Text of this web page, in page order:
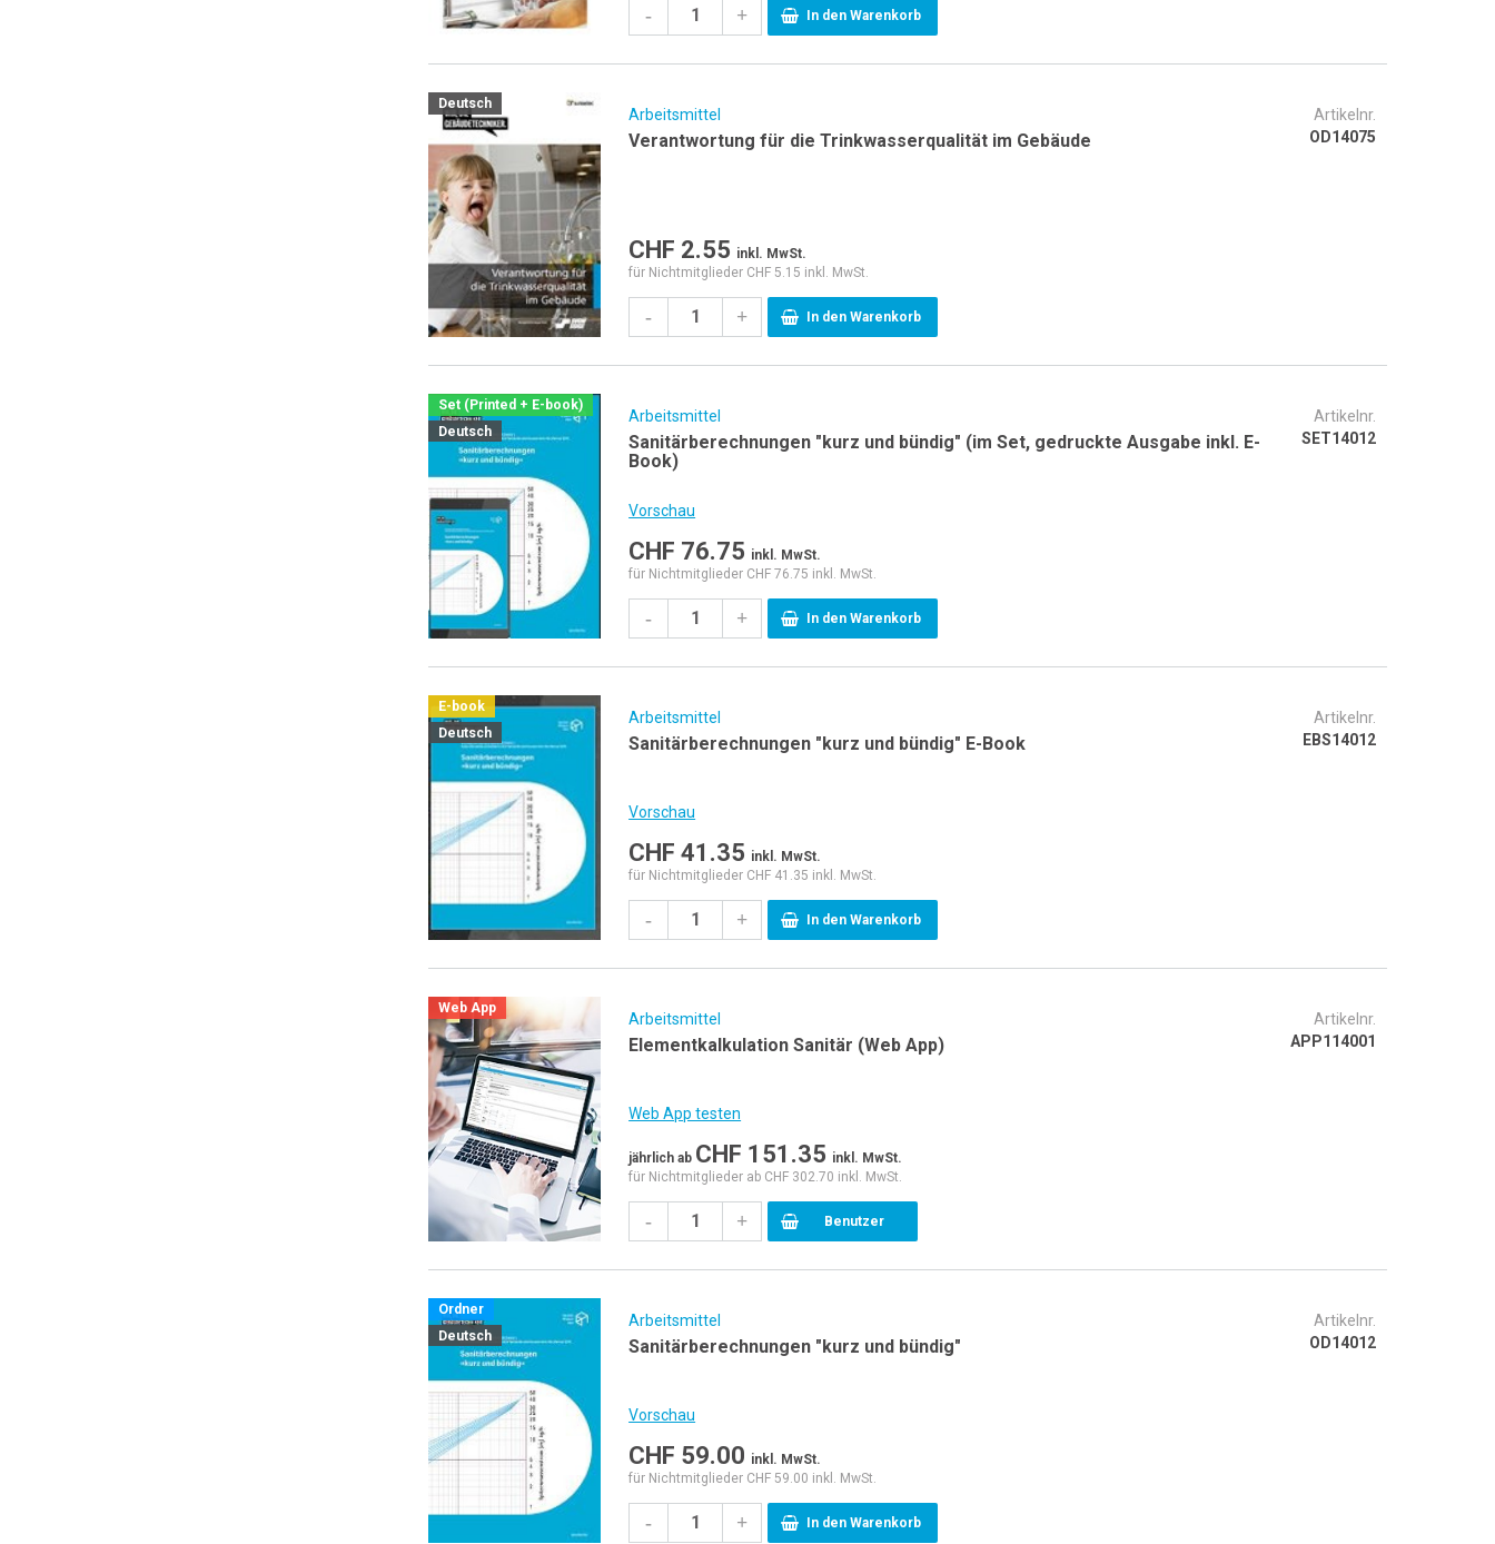
- + In den Warenkorb
Artikelnr.
OD14075
Deutsch
Arbeitsmittel
Verantwortung für die Trinkwasserqualität im Gebäude
CHF 2.55 inkl. MwSt.
für Nichtmitglieder CHF 5.15 inkl. MwSt.
- + In den Warenkorb
Artikelnr.
SET14012
Set (Printed + E-book)
Deutsch
Arbeitsmittel
Sanitärberechnungen "kurz und bündig" (im Set, gedruckte Ausgabe inkl. E-
Book)
Vorschau
CHF 76.75 inkl. MwSt.
für Nichtmitglieder CHF 76.75 inkl. MwSt.
- + In den Warenkorb
Artikelnr.
EBS14012
E-book
Deutsch
Arbeitsmittel
Sanitärberechnungen "kurz und bündig" E-Book
Vorschau
CHF 41.35 inkl. MwSt.
für Nichtmitglieder CHF 41.35 inkl. MwSt.
- + In den Warenkorb
Artikelnr.
APP114001
Web App
Arbeitsmittel
Elementkalkulation Sanitär (Web App)
Web App testen
jährlichab CHF 151.35 inkl. MwSt.
für Nichtmitglieder ab CHF 302.70 inkl. MwSt.
- + Benutzer
Artikelnr.
OD14012
Ordner
Deutsch
Arbeitsmittel
Sanitärberechnungen "kurz und bündig"
Vorschau
CHF 59.00 inkl. MwSt.
für Nichtmitglieder CHF 59.00 inkl. MwSt.
- + In den Warenkorb